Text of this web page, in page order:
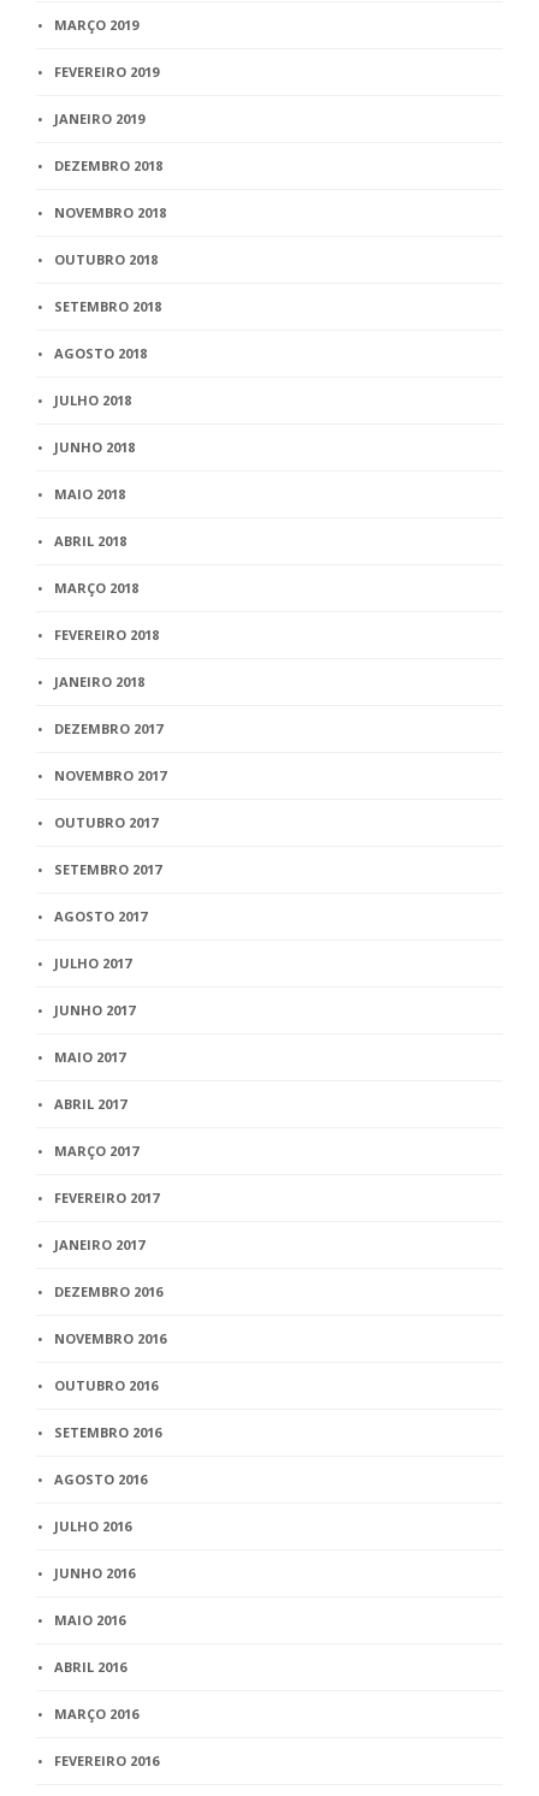
MARÇO 2019
FEVEREIRO 2019
JANEIRO 2019
DEZEMBRO 2018
NOVEMBRO 2018
OUTUBRO 2018
SETEMBRO 2018
AGOSTO 2018
JULHO 2018
JUNHO 2018
MAIO 2018
ABRIL 2018
MARÇO 2018
FEVEREIRO 2018
JANEIRO 2018
DEZEMBRO 2017
NOVEMBRO 2017
OUTUBRO 2017
SETEMBRO 2017
AGOSTO 2017
JULHO 2017
JUNHO 2017
MAIO 2017
ABRIL 2017
MARÇO 2017
FEVEREIRO 2017
JANEIRO 2017
DEZEMBRO 2016
NOVEMBRO 2016
OUTUBRO 2016
SETEMBRO 2016
AGOSTO 2016
JULHO 2016
JUNHO 2016
MAIO 2016
ABRIL 2016
MARÇO 2016
FEVEREIRO 2016